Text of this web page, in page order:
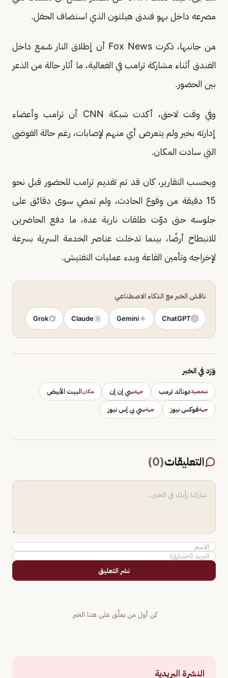
مصرعه داخل بهو فندق هيلتون الذي استضاف الحفل.
من جانبها، ذكرت Fox News أن إطلاق النار سُمع داخل
الفندق أثناء مشاركة ترامب في الفعالية، ما أثار حالة من الذعر
بين الحضور.
وفي وقت لاحق، أكدت شبكة CNN أن ترامب وأعضاء
إدارته بخير ولم يتعرض أي منهم لإصابات، رغم حالة الفوضى
التي سادت المكان.
وبحسب التقارير، كان قد تم تقديم ترامب للحضور قبل نحو
15 دقيقة من وقوع الحادث، ولم تمضِ سوى دقائق على
جلوسه حتى دوّت طلقات نارية عدة، ما دفع الحاضرين
للانبطاح أرضًا، بينما تدخلت عناصر الخدمة السرية بسرعة
لإخراجه وتأمين القاعة وبدء عمليات التفتيش.
ناقش الخبر مع الذكاء الاصطناعي
ChatGPT
Gemini
Claude
Grok
وَرَد في الخبر
شخصيةدونالد ترمب جهةسي إن إن مكانالبيت الأبيض
جهةفوكس نيوز جهةسي بي إس نيوز
التعليقات(
0
)
نشر التعليق
كن أول من يعلّق على هذا الخبر.
النشرة البريدية